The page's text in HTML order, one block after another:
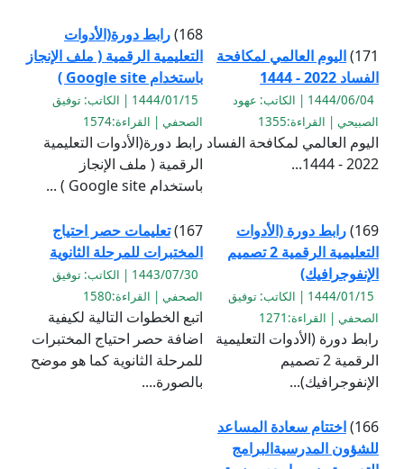
171) اليوم العالمي لمكافحة
الفساد 2022 - 1444
1444/06/04 | الكاتب: عهود
الصبيحي | القراءة:1355
اليوم العالمي لمكافحة الفساد
2022 - 1444...
168) رابط دورة(الأدوات
التعليمية الرقمية ( ملف الإنجاز
باستخدام Google site )
1444/01/15 | الكاتب: توفيق
الصحفي | القراءة:1574
رابط دورة(الأدوات التعليمية
الرقمية ( ملف الإنجاز
باستخدام Google site ) ...
169) رابط دورة (الأدوات
التعليمية الرقمية 2 تصميم
الإنفوجرافيك)
1444/01/15 | الكاتب: توفيق
الصحفي | القراءة:1271
رابط دورة (الأدوات التعليمية
الرقمية 2 تصميم
الإنفوجرافيك)...
167) تعليمات حصر احتياج
المختبرات للمرحلة الثانوية
1443/07/30 | الكاتب: توفيق
الصحفي | القراءة:1580
اتبع الخطوات التالية لكيفية
اضافة حصر احتياج المختبرات
للمرحلة الثانوية كما هو موضح
بالصورة....
166) اختتام سعادة المساعد
للشؤون المدرسيةالبرامج